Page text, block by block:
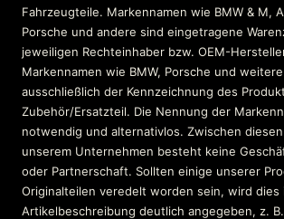
Fahrzeugteile. Markennamen wie BMW & M,
Porsche und andere sind eingetragene
jeweiligen Rechteinhaber bzw. OEM-
Markennamen wie BMW, Porsche und
ausschließlich der Kennzeichnung des
Zubehör/Ersatzteil. Die Nennung der
notwendig und alternativlos. Zwischen
unserem Unternehmen besteht keine
oder Partnerschaft. Sollten einige unserer
Originalteilen veredelt worden sein, wird dies
Artikelbeschreibung deutlich angegeben, z. B.